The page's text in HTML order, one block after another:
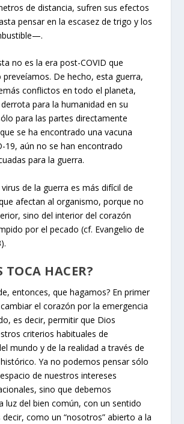
de distancia, sufren sus efectos
pensar en la escasez de trigo y los
no es la era post-COVID que
De hecho, esta guerra,
conflictos en todo el planeta,
para la humanidad en su
para las partes directamente
se ha encontrado una vacuna
19, aún no se han encontrado
para la guerra.
de la guerra es más difícil de
afectan al organismo, porque no
sino del interior del corazón
por el pecado (cf. Evangelio de
TOCA HACER?
entonces, que hagamos? En primer
el corazón por la emergencia
es decir, permitir que Dios
criterios habituales de
mundo y de la realidad a través de
Ya no podemos pensar sólo
de nuestros intereses
sino que debemos
luz del bien común, con un sentido
como un “nosotros” abierto a la